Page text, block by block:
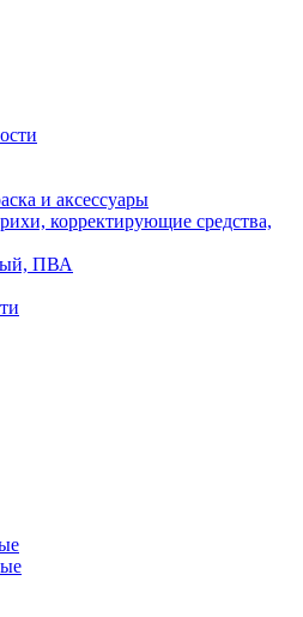
и аксессуары
корректирующие средства,
ПВА